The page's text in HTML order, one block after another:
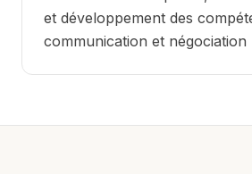
et développement des
communication et négociation